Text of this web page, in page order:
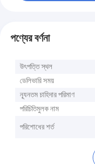
পণ্যের বর্ণনা
উৎপত্তি স্থল
ডেলিভারি সময়
ন্যূনতম চাহিদার পরিমাণ
পরিচিতিমুলক নাম
পরিশোধের শর্ত